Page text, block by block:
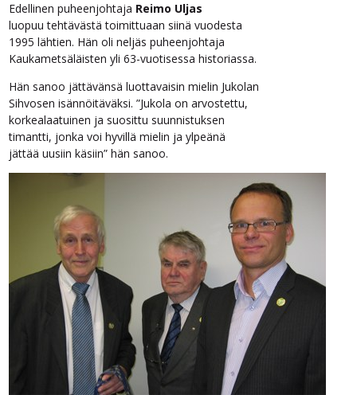
Edellinen puheenjohtaja Reimo Uljas
luopuu tehtävästä toimittuaan siinä vuodesta
1995 lähtien. Hän oli neljäs puheenjohtaja
Kaukametsäläisten yli 63-vuotisessa historiassa.
Hän sanoo jättävänsä luottavaisin mielin Jukolan
Sihvosen isännöitäväksi. ”Jukola on arvostettu,
korkealaatuinen ja suosittu suunnistuksen
timantti, jonka voi hyvillä mielin ja ylpeänä
jättää uusiin käsiin” hän sanoo.